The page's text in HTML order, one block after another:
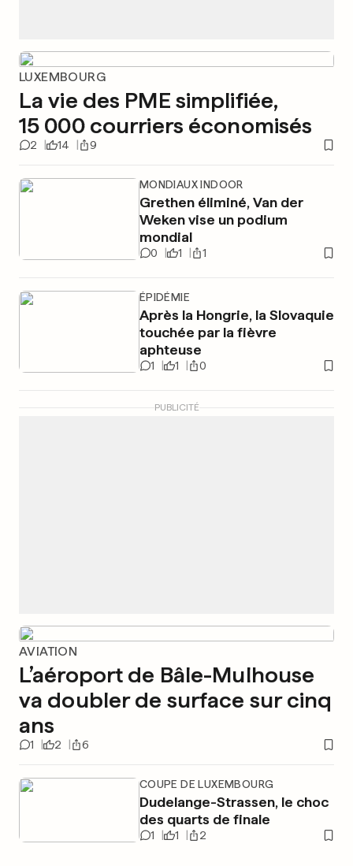
LUXEMBOURG
La vie des PME simplifiée,
15 000 courriers économisés
2 14 9
MONDIAUX INDOOR
Grethen éliminé, Van der
Weken vise un podium
mondial
0 1 1
ÉPIDÉMIE
Après la Hongrie, la Slovaquie
touchée par la fièvre
aphteuse
1 1 0
PUBLICITÉ
AVIATION
L’aéroport de Bâle-Mulhouse
va doubler de surface sur cinq
ans
1 2 6
COUPE DE LUXEMBOURG
Dudelange-Strassen, le choc
des quarts de finale
1 1 2